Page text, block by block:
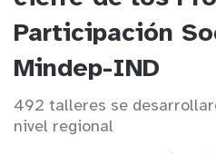
Participación
Mindep-IND
492 talleres se
nivel regional